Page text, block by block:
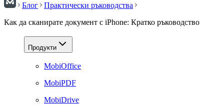
Блог
Практически ръководства
Как да сканирате документ с iPhone: Кратко ръководство
Продукти
MobiOffice
MobiPDF
MobiDrive